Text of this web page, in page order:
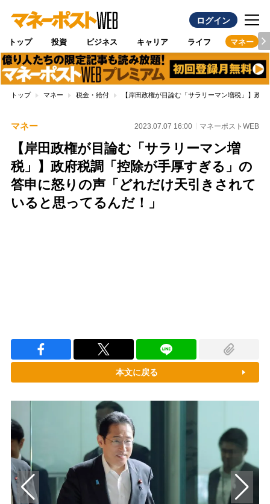
ログイン
トップ 投資 ビジネス キャリア ライフ マネー
トップ マネー 税金・給付 【岸田政権が目論む「サラリーマン増税」】政
マネー 2023.07.07 16:00 マネーポストWEB
【岸田政権が目論む「サラリーマン増
税」】政府税調「控除が手厚すぎる」の
答申に怒りの声「どれだけ天引きされて
いると思ってるんだ！」
本文に戻る